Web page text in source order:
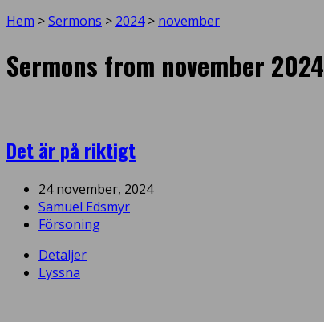
Hem >Sermons > 2024> november
Sermons from november 2024
Det är på riktigt
24 november, 2024
Samuel Edsmyr
Försoning
Detaljer
Lyssna